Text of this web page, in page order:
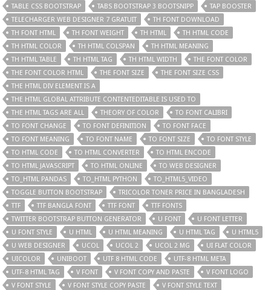
TABLE CSS BOOTSTRAP
TABS BOOTSTRAP 3 BOOTSNIPP
TAP BOOSTER
TELECHARGER WEB DESIGNER 7 GRATUIT
TH FONT DOWNLOAD
TH FONT HTML
TH FONT WEIGHT TH HTML
TH HTML CODE
TH HTML COLOR
TH HTML COLSPAN
TH HTML MEANING
TH HTML TABLE
TH HTML TAG TH HTML WIDTH
THE FONT COLOR
THE FONT COLOR HTML
THE FONT SIZE
THE FONT SIZE CSS
THE HTML DIV ELEMENT IS A
THE HTML GLOBAL ATTRIBUTE CONTENTEDITABLE IS USED TO
THE HTML TAGS ARE ALL
THEORY OF COLOR
TO FONT CALIBRI
TO FONT CHANGE
TO FONT DEFINITION
TO FONT FACE
TO FONT MEANING
TO FONT NAME TO FONT SIZE
TO FONT STYLE
TO HTML CODE
TO HTML CONVERTER
TO HTML ENCODE
TO HTML JAVASCRIPT
TO HTML ONLINE
TO WEB DESIGNER
TO_HTML PANDAS
TO_HTML PYTHON
TO_HTML5_VIDEO
TOGGLE BUTTON BOOTSTRAP
TRICOLOR TONER PRICE IN BANGLADESH
TTF
TTF BANGLA FONT TTF FONT
TTF FONTS
TWITTER BOOTSTRAP BUTTON GENERATOR
U FONT
U FONT LETTER
U FONT STYLE
U HTML U HTML MEANING U HTML TAG
U HTML5
U WEB DESIGNER
UCOL UCOL 2 UCOL 2 MG
UI FLAT COLOR
UICOLOR
UNIBOOT UTF 8 HTML CODE
UTF-8 HTML META
UTF-8 HTML TAG
V FONT V FONT COPY AND PASTE
V FONT LOGO
V FONT STYLE
V FONT STYLE COPY PASTE
V FONT STYLE TEXT